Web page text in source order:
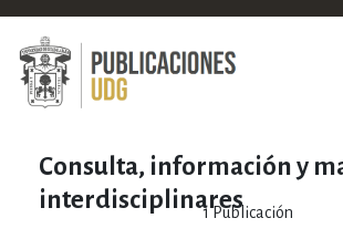
Consulta, información y
interdisciplinares
1Publicación